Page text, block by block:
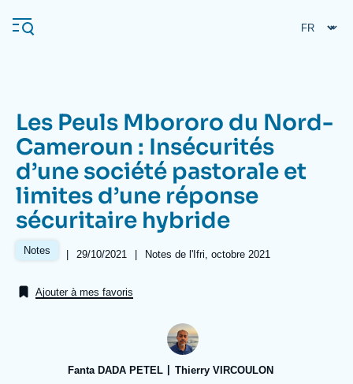
au
contenu
Navigation
principale
L'Ifri
Analyses
Se connecter
À propos de l'Ifri Recherches fréquentes
Les Peuls Mbororo du Nord-
Cameroun : Insécurités
d’une société pastorale et
limites d’une réponse
sécuritaire hybride
Notes |
Date
publication
29/10/2021 | Références
Notes de l'Ifri, octobre 2021
Ajouter à mes favoris
Fanta DADA PETEL Thierry VIRCOULON